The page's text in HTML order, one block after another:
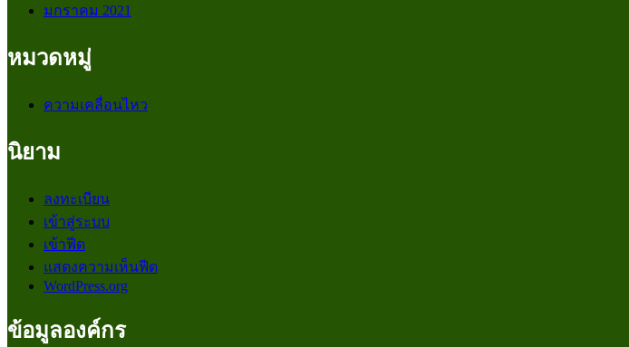
มกราคม 2021
หมวดหมู่
ความเคลื่อนไหว
นิยาม
ลงทะเบียน
เข้าสู่ระบบ
เข้าฟีด
แสดงความเห็นฟีด
WordPress.org
ข้อมูลองค์กร